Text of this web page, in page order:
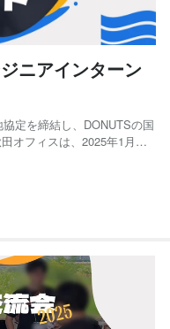
ニアインターン
定を締結し、DONUTSの国
オフィスは、2025年1月に
め、若手エンジニアが多く
内で利...